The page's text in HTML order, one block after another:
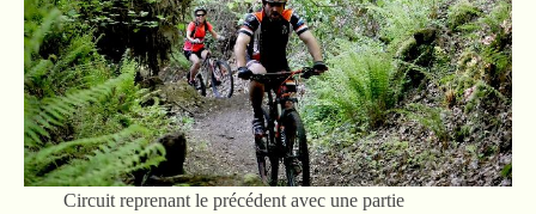
Circuit reprenant le précédent avec une partie